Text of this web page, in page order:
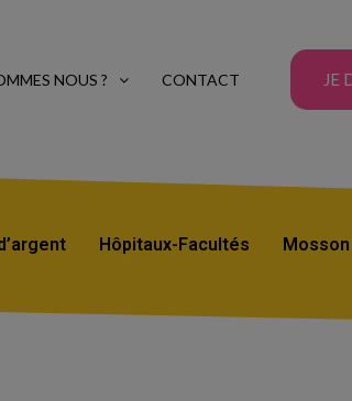
NOUS ? CONTACT JE
Hôpitaux-Facultés Mosson